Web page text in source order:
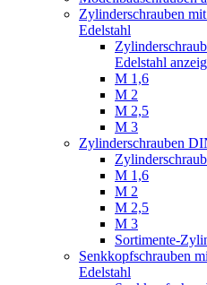
Zylinderschrauben
Edelstahl
Edelstahl
M 1,6
M 2
M 2,5
M 3
Zylinderschrauben
M 1,6
M 2
M 2,5
M 3
Sortimente-
Senkkopfschrauben
Edelstahl